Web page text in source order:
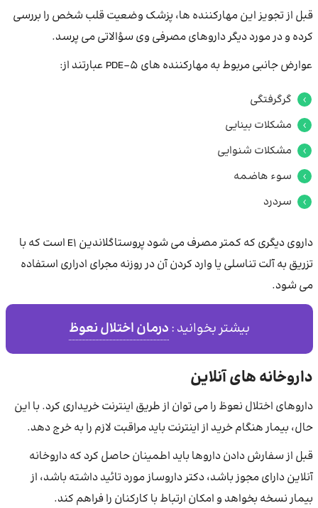
قبل از تجویز این مهارکننده ها، پزشک وضعیت قلب شخص را بررسی
کرده و در مورد دیگر داروهای مصرفی وی سؤالاتی می پرسد.
عوارض جانبی مربوط به مهارکننده های PDE-5 عبارتند از:
گرگرفتگی
مشکلات بینایی
مشکلات شنوایی
سوء هاضمه
سردرد
داروی دیگری که کمتر مصرف می شود پروستاگلاندین E1 است که با
تزریق به آلت تناسلی یا وارد کردن آن در روزنه مجرای ادراری استفاده
می شود.
بیشتر بخوانید :درمان اختلال نعوظ
داروخانه های آنلاین
داروهای اختلال نعوظ را می توان از طریق اینترنت خریداری کرد. با این
حال، بیمار هنگام خرید از اینترنت باید مراقبت لازم را به خرج دهد.
قبل از سفارش دادن داروها باید اطمینان حاصل کرد که داروخانه
آنلاین دارای مجوز باشد، دکتر داروساز مورد تائید داشته باشد، از
بیمار نسخه بخواهد و امکان ارتباط با کارکنان را فراهم کند.